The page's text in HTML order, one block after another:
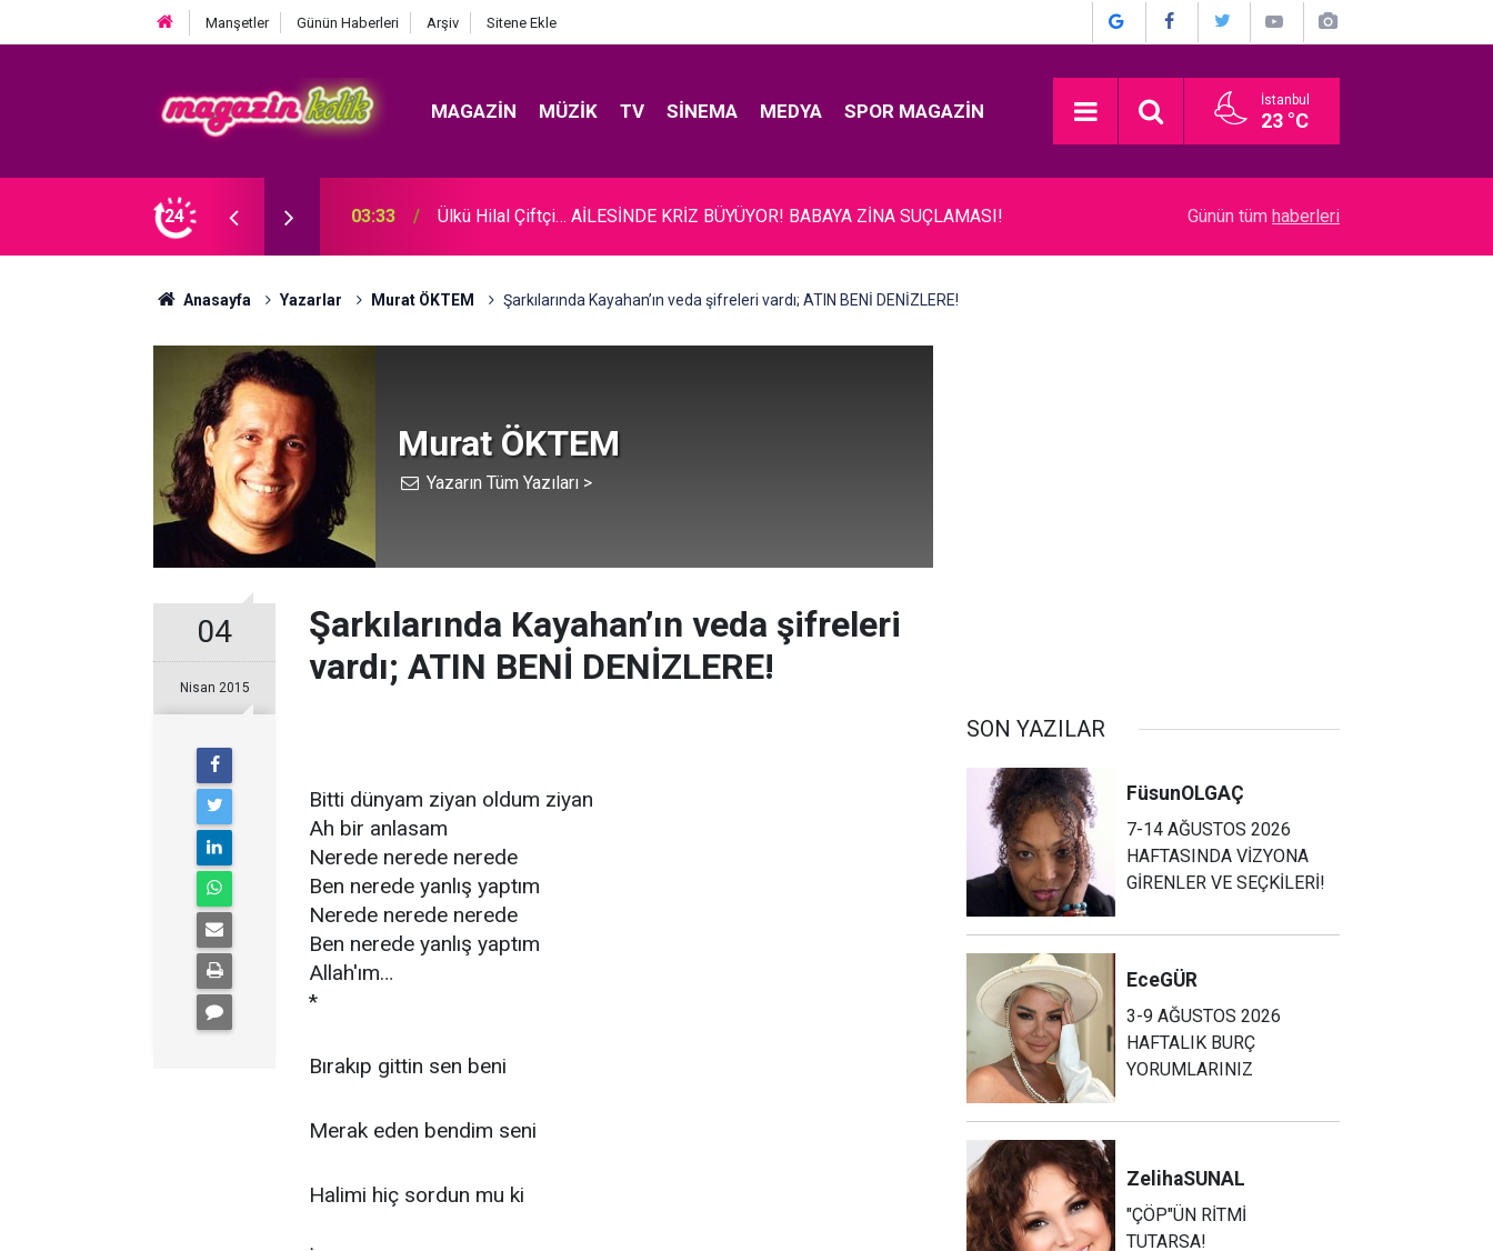
Manşetler Günün Haberleri Arşiv Sitene Ekle
MAGAZIN MÜZIK TV SINEMA MEDYA SPOR MAGAZIN İstanbul
23 °C
24
BABAYA ZİNA SUÇLAMASI! 03:26 Acun Ilıcalı... BAKAN ERSOY'A TANITIM ZİYARETİ! Devrim Özkan... ACI GÜNÜ! HABERİ BASIN
Günün tüm haberleri
Anasayfa Yazarlar Murat ÖKTEM Şarkılarında Kayahan’ın veda şifreleri vardı; ATIN BENİ DENİZLERE!
Murat ÖKTEM
Yazarın Tüm Yazıları >
04
Nisan 2015
Şarkılarında Kayahan’ın veda şifreleri
vardı; ATIN BENİ DENİZLERE!
Bitti dünyam ziyan oldum ziyan
Ah bir anlasam
Nerede nerede nerede
Ben nerede yanlış yaptım
Nerede nerede nerede
Ben nerede yanlış yaptım
Allah'ım…
*
Bırakıp gittin sen beni
Merak eden bendim seni
Halimi hiç sordun mu ki
SON YAZILAR
FüsunOLGAÇ
7-14 AĞUSTOS 2026
HAFTASINDA VİZYONA
GİRENLER VE SEÇKİLERİ!
EceGÜR
3-9 AĞUSTOS 2026
HAFTALIK BURÇ
YORUMLARINIZ
ZelihaSUNAL
"ÇÖP"ÜN RİTMİ
TUTARSA!